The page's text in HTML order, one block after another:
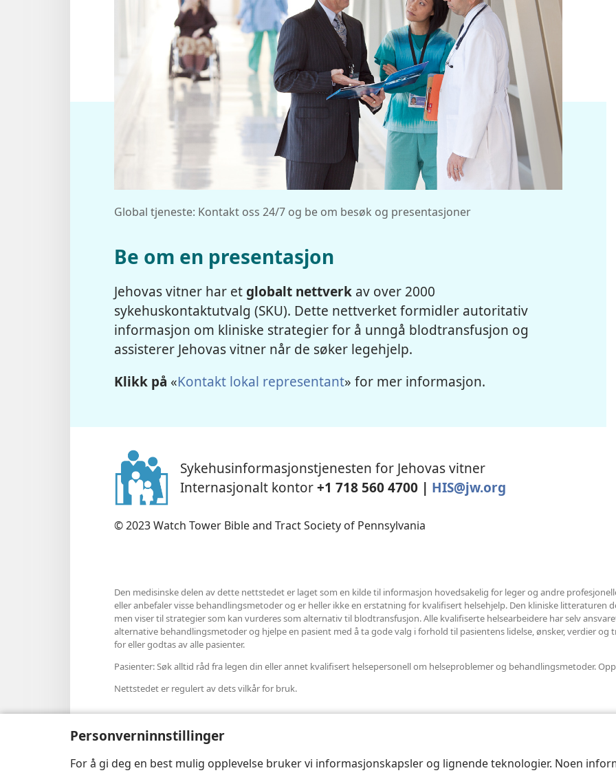
Personverninnstillinger
For å gi deg en best mulig opplevelse bruker vi informasjonskapsler og lignende teknologier. Noen
Global tjeneste: Kontakt oss 24/7 og be om besøk og presentasjoner
Be om en presentasjon
Jehovas vitner har et globalt nettverk av over 2000
sykehuskontaktutvalg (SKU). Dette nettverket formidler autoritativ
informasjon om kliniske strategier for å unngå blodtransfusjon og
assisterer Jehovas vitner når de søker legehjelp.
Klikk på «Kontakt lokal representant» for mer informasjon.
Sykehusinformasjonstjenesten for Jehovas vitner
Internasjonalt kontor+1 718 560 4700 | HIS@jw.org
© 2023 Watch Tower Bible and Tract Society of Pennsylvania
Den medisinske delen av dette nettstedet er laget som en kilde til informasjon hovedsakelig for leger og andre
eller anbefaler visse behandlingsmetoder og er heller ikke en erstatning for kvalifisert helsehjelp. Den kliniske litteraturen
men viser til strategier som kan vurderes som alternativ til blodtransfusjon. Alle kvalifiserte helsearbeidere har selv
alternative behandlingsmetoder og hjelpe en pasient med å ta gode valg i forhold til pasientens lidelse, ønsker, verdier og
for eller godtas av alle pasienter.
Pasienter: Søk alltid råd fra legen din eller annet kvalifisert helsepersonell om helseproblemer og behandlingsmetoder.
Nettstedet er regulert av dets vilkår for bruk.